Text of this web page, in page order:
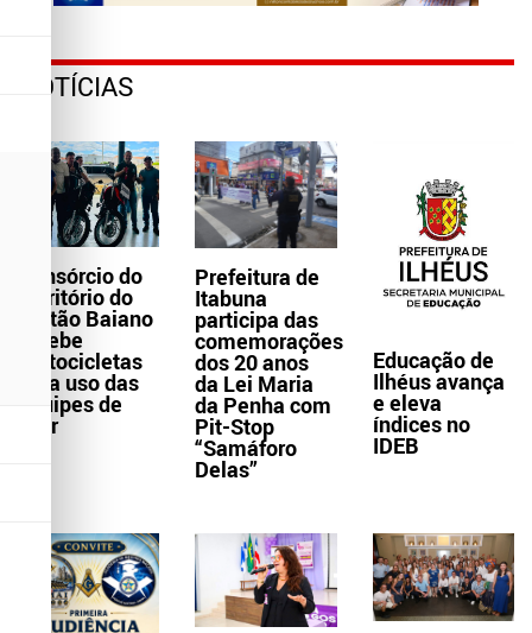
NOTÍCIAS
Consórcio do
Território do
Sertão Baiano
recebe
motocicletas
para uso das
equipes de
Ater
Prefeitura de
Itabuna
participa das
comemorações
dos 20 anos
da Lei Maria
da Penha com
Pit-Stop
“Samáforo
Delas”
Educação de
Ilhéus avança
e eleva
índices no
IDEB